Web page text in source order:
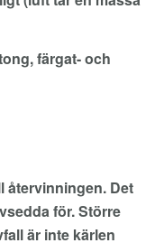
färgat- och
återvinningen. Det
för. Större
är inte kärlen